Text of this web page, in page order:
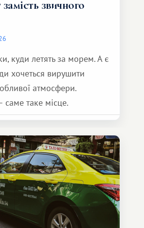
звичного
куди летять за морем. А є
хочеться вирушити
​​атмосфери.
таке місце.